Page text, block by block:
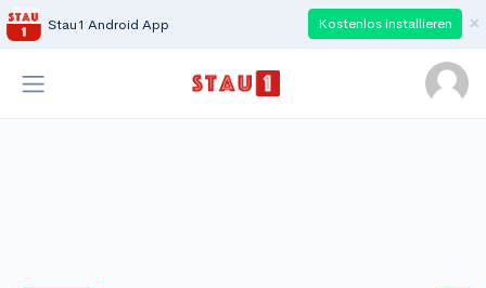
Stau1 Android App Kostenlos installieren ×